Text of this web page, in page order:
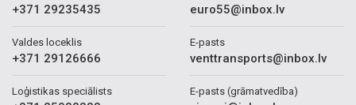
+371 29235435
Valdes loceklis
+371 29126666
Loģistikas speciālists
euro55@inbox.lv
E-pasts
venttransports@inbox.lv
E-pasts (grāmatvedība)